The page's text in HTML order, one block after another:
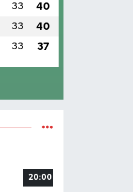
33 40
33 40
33 37
20:00